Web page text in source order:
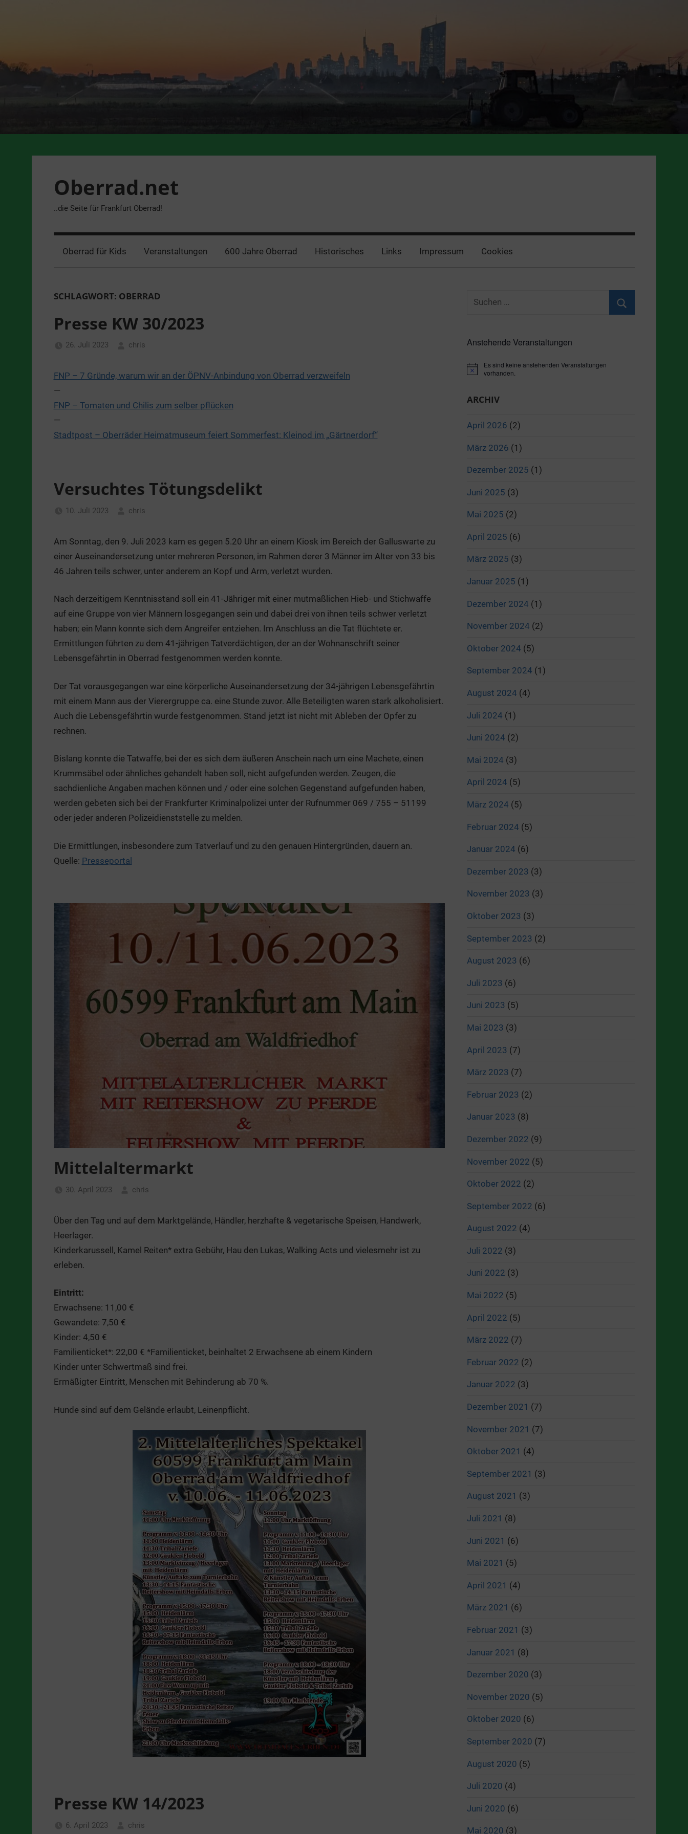
Oberrad.net
..die Seite für Frankfurt Oberrad!
Oberrad für Kids Veranstaltungen 600 Jahre Oberrad Historisches Links Impressum Cookies
SCHLAGWORT: OBERRAD
Presse KW 30/2023
26. Juli 2023
chris
Pressemeldungen
FNP – 7 Gründe, warum wir an der ÖPNV-Anbindung von Oberrad verzweifeln
—
FNP – Tomaten und Chilis zum selber pflücken
—
Stadtpost – Oberräder Heimatmuseum feiert Sommerfest: Kleinod im „Gärtnerdorf“
Versuchtes Tötungsdelikt
10. Juli 2023
chris
Nachrichten
Pressemeldungen
Am Sonntag, den 9. Juli 2023 kam es gegen 5.20 Uhr an einem Kiosk im Bereich der Galluswarte zu
einer Auseinandersetzung unter mehreren Personen, im Rahmen derer 3 Männer im Alter von 33 bis
46 Jahren teils schwer, unter anderem an Kopf und Arm, verletzt wurden.
Nach derzeitigem Kenntnisstand soll ein 41-Jähriger mit einer mutmaßlichen Hieb- und Stichwaffe
auf eine Gruppe von vier Männern losgegangen sein und dabei drei von ihnen teils schwer verletzt
haben; ein Mann konnte sich dem Angreifer entziehen. Im Anschluss an die Tat flüchtete er.
Ermittlungen führten zu dem 41-jährigen Tatverdächtigen, der an der Wohnanschrift seiner
Lebensgefährtin in Oberrad festgenommen werden konnte.
Der Tat vorausgegangen war eine körperliche Auseinandersetzung der 34-jährigen Lebensgefährtin
mit einem Mann aus der Vierergruppe ca. eine Stunde zuvor. Alle Beteiligten waren stark alkoholisiert.
Auch die Lebensgefährtin wurde festgenommen. Stand jetzt ist nicht mit Ableben der Opfer zu
rechnen.
Bislang konnte die Tatwaffe, bei der es sich dem äußeren Anschein nach um eine Machete, einen
Krummsäbel oder ähnliches gehandelt haben soll, nicht aufgefunden werden. Zeugen, die
sachdienliche Angaben machen können und / oder eine solchen Gegenstand aufgefunden haben,
werden gebeten sich bei der Frankfurter Kriminalpolizei unter der Rufnummer 069 / 755 – 51199
oder jeder anderen Polizeidienststelle zu melden.
Die Ermittlungen, insbesondere zum Tatverlauf und zu den genauen Hintergründen, dauern an.
Quelle: Presseportal
Mittelaltermarkt
30. April 2023 chris
Über den Tag und auf dem Marktgelände, Händler, herzhafte & vegetarische Speisen, Handwerk,
Heerlager.
Kinderkarussell, Kamel Reiten* extra Gebühr, Hau den Lukas, Walking Acts und vielesmehr ist zu
erleben.
Eintritt:
Erwachsene: 11,00 €
Gewandete: 7,50 €
Kinder: 4,50 €
Familienticket*: 22,00 € *Familienticket, beinhaltet 2 Erwachsene ab einem Kindern
Kinder unter Schwertmaß sind frei.
Ermäßigter Eintritt, Menschen mit Behinderung ab 70 %.
Hunde sind auf dem Gelände erlaubt, Leinenpflicht.
Presse KW 14/2023
6. April 2023
chris
Suchen
Anstehende Veranstaltungen
Hinweis
Es sind keine anstehenden Veranstaltungen
vorhanden.
ARCHIV
April 2026 (2)
März 2026 (1)
Dezember 2025 (1)
Juni 2025 (3)
Mai 2025 (2)
April 2025 (6)
März 2025 (3)
Januar 2025 (1)
Dezember 2024 (1)
November 2024 (2)
Oktober 2024 (5)
September 2024 (1)
August 2024 (4)
Juli 2024 (1)
Juni 2024 (2)
Mai 2024 (3)
April 2024 (5)
März 2024 (5)
Februar 2024 (5)
Januar 2024 (6)
Dezember 2023 (3)
November 2023 (3)
Oktober 2023 (3)
September 2023 (2)
August 2023 (6)
Juli 2023 (6)
Juni 2023 (5)
Mai 2023 (3)
April 2023 (7)
März 2023 (7)
Februar 2023 (2)
Januar 2023 (8)
Dezember 2022 (9)
November 2022 (5)
Oktober 2022 (2)
September 2022 (6)
August 2022 (4)
Juli 2022 (3)
Juni 2022 (3)
Mai 2022 (5)
April 2022 (5)
März 2022 (7)
Februar 2022 (2)
Januar 2022 (3)
Dezember 2021 (7)
November 2021 (7)
Oktober 2021 (4)
September 2021 (3)
August 2021 (3)
Juli 2021 (8)
Juni 2021 (6)
Mai 2021 (5)
April 2021 (4)
März 2021 (6)
Februar 2021 (3)
Januar 2021 (8)
Dezember 2020 (3)
November 2020 (5)
Oktober 2020 (6)
September 2020 (7)
August 2020 (5)
Juli 2020 (4)
Juni 2020 (6)
Mai 2020 (3)